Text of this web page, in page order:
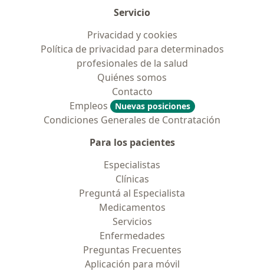
Servicio
Privacidad y cookies
Política de privacidad para determinados
profesionales de la salud
Quiénes somos
Contacto
Empleos
Nuevas posiciones
Condiciones Generales de Contratación
Para los pacientes
Especialistas
Clínicas
Preguntá al Especialista
Medicamentos
Servicios
Enfermedades
Preguntas Frecuentes
Aplicación para móvil